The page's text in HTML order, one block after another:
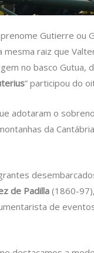
Gutierre ou
mesma raiz que
no basco Gutua,
” participou do
adotaram o
da
de Padilla(1860-
de